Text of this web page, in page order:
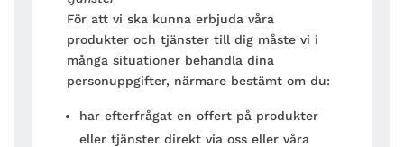
För att vi ska kunna erbjuda våra
produkter och tjänster till dig måste vi i
många situationer behandla dina
personuppgifter, närmare bestämt om du:
har efterfrågat en offert på produkter
eller tjänster direkt via oss eller våra